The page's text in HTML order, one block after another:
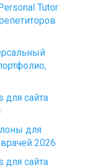
Tutor
сайта
для
2026
сайта